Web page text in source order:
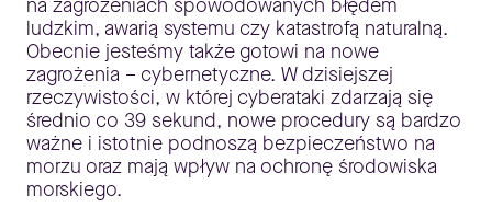
na zagrożeniach spowodowanych błędem
ludzkim, awarią systemu czy katastrofą naturalną.
Obecnie jesteśmy także gotowi na nowe
zagrożenia – cybernetyczne. W dzisiejszej
rzeczywistości, w której cyberataki zdarzają się
średnio co 39 sekund, nowe procedury są bardzo
ważne i istotnie podnoszą bezpieczeństwo na
morzu oraz mają wpływ na ochronę środowiska
morskiego.